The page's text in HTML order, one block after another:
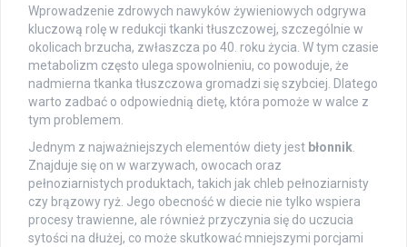
Wprowadzenie zdrowych nawyków żywieniowych odgrywa
kluczową rolę w redukcji tkanki tłuszczowej, szczególnie w
okolicach brzucha, zwłaszcza po 40. roku życia. W tym czasie
metabolizm często ulega spowolnieniu, co powoduje, że
nadmierna tkanka tłuszczowa gromadzi się szybciej. Dlatego
warto zadbać o odpowiednią dietę, która pomoże w walce z
tym problemem.
Jednym z najważniejszych elementów diety jest błonnik.
Znajduje się on w warzywach, owocach oraz
pełnoziarnistych produktach, takich jak chleb pełnoziarnisty
czy brązowy ryż. Jego obecność w diecie nie tylko wspiera
procesy trawienne, ale również przyczynia się do uczucia
sytości na dłużej, co może skutkować mniejszymi porcjami